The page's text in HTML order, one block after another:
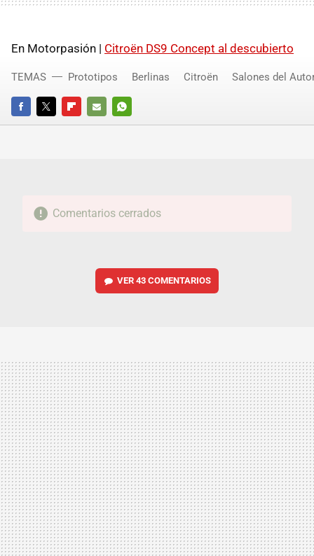
En Motorpasión | Citroën DS9 Concept al descubierto
FACEBOOKTWITTERFLIPBOARD
E-
WHATSAPP
TEMAS Prototipos Berlinas Citroën Salones del
Comentarios cerrados
VER 43 COMENTARIOS